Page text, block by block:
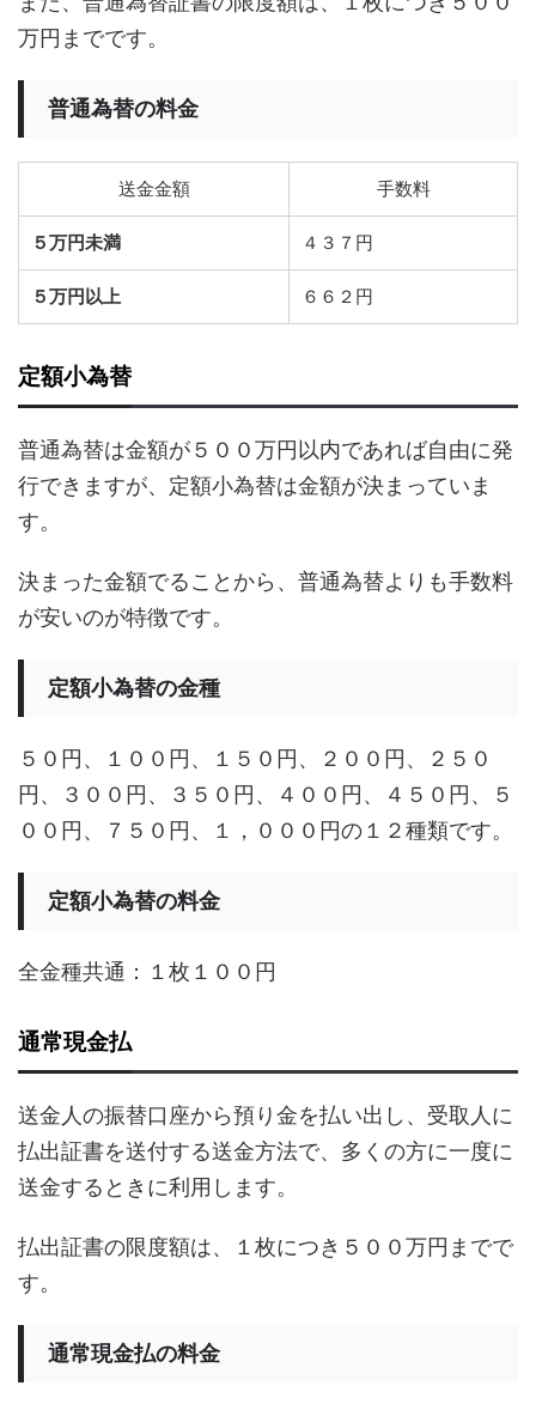
万円までです。
普通為替の料金
送金金額 手数料
５万円未満 ４３７円
５万円以上 ６６２円
定額小為替
普通為替は金額が５００万円以内であれば自由に発
行できますが、定額小為替は金額が決まっていま
す。
決まった金額でることから、普通為替よりも手数料
が安いのが特徴です。
定額小為替の金種
５０円、１００円、１５０円、２００円、２５０
円、３００円、３５０円、４００円、４５０円、５
００円、７５０円、１，０００円の１２種類です。
定額小為替の料金
全金種共通：１枚１００円
通常現金払
送金人の振替口座から預り金を払い出し、受取人に
払出証書を送付する送金方法で、多くの方に一度に
送金するときに利用します。
払出証書の限度額は、１枚につき５００万円までで
す。
通常現金払の料金